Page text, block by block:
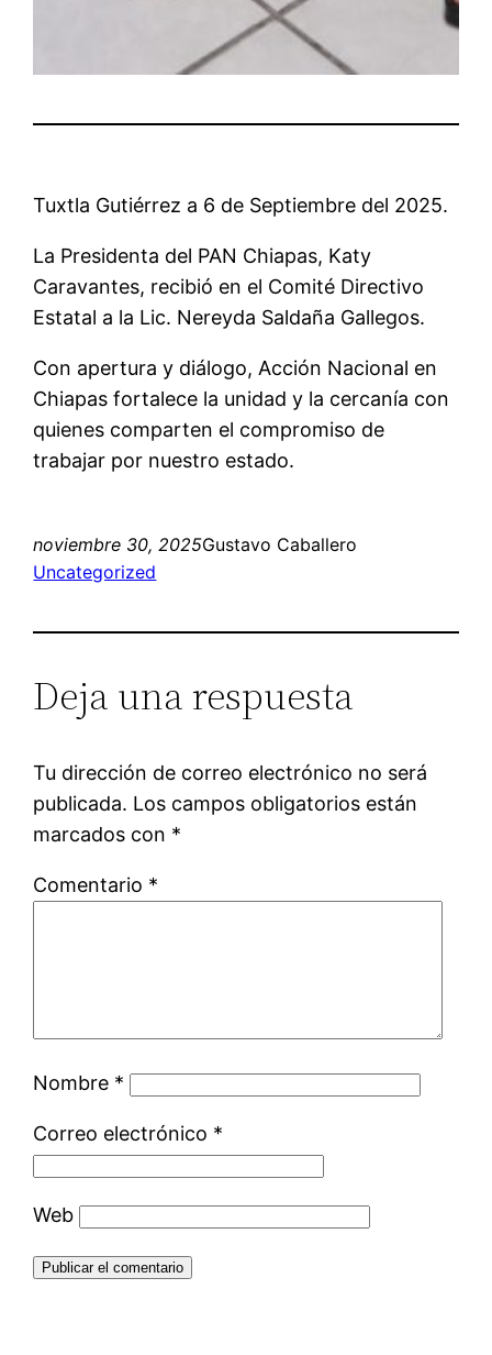
Tuxtla Gutiérrez a 6 de Septiembre del 2025.
La Presidenta del PAN Chiapas, Katy
Caravantes, recibió en el Comité Directivo
Estatal a la Lic. Nereyda Saldaña Gallegos.
Con apertura y diálogo, Acción Nacional en
Chiapas fortalece la unidad y la cercanía con
quienes comparten el compromiso de
trabajar por nuestro estado.
noviembre 30, 2025Gustavo Caballero
Uncategorized
Deja una respuesta
Tu dirección de correo electrónico no será
publicada. Los campos obligatorios están
marcados con *
Comentario *
Nombre *
Correo electrónico *
Web